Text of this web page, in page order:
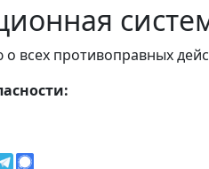
всех противоправных